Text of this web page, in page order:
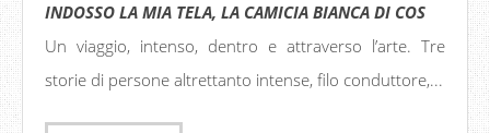
INDOSSO LA MIA TELA, LA CAMICIA BIANCA DI COS
Un viaggio, intenso, dentro e attraverso l’arte. Tre
storie di persone altrettanto intense, filo conduttore,...